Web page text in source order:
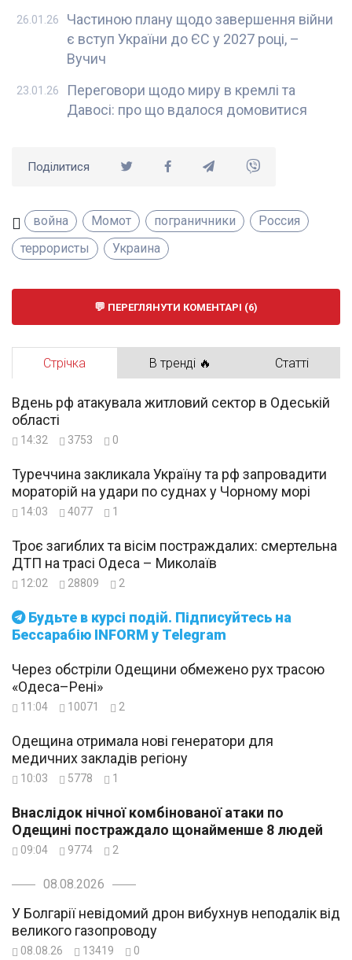
Частиною плану щодо завершення війни
є вступ України до ЄС у 2027 році, –
Вучич
26.01.26
Переговори щодо миру в кремлі та
Давосі: про що вдалося домовитися
23.01.26
Поділитися
война Момот пограничники
Россия
террористы
Украина
ПЕРЕГЛЯНУТИ КОМЕНТАРІ (6)
Стрічка В тренді 🔥 Статті
Будьте в курсі подій. Підписуйтесь на
Бессарабію INFORM у Telegram
Вдень рф атакувала житловий сектор в Одеській
області
14:32 3753 0
Туреччина закликала Україну та рф запровадити
мораторій на удари по суднах у Чорному морі
14:03 4077 1
Троє загиблих та вісім постраждалих: смертельна
ДТП на трасі Одеса – Миколаїв
12:02 28809 2
Через обстріли Одещини обмежено рух трасою
«Одеса–Рені»
11:04 10071 2
Одещина отримала нові генератори для
медичних закладів регіону
10:03 5778 1
Внаслідок нічної комбінованої атаки по
Одещині постраждало щонайменше 8 людей
09:04 9774 2
08.08.2026
У Болгарії невідомий дрон вибухнув неподалік від
великого газопроводу
08.08.26 13419 0